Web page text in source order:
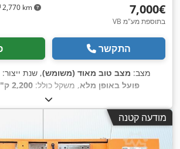
2,770 km ‏7,000 ‏€
VB בתוספת מע"מ
התקשר
מצב: מצב טוב מאוד (משומש), שנת ייצור:
פועל באופן מלא, משקל כולל: 2,200 ק"ג
מודעה קטנה